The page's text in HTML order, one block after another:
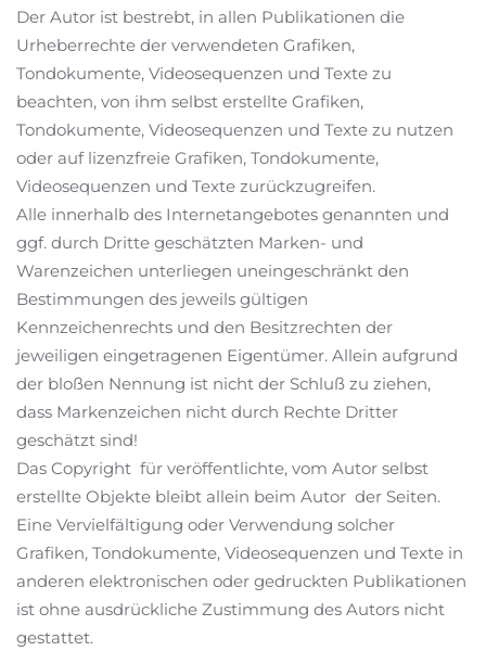
Der Autor ist bestrebt, in allen Publikationen die
Urheberrechte der verwendeten Grafiken,
Tondokumente, Videosequenzen und Texte zu
beachten, von ihm selbst erstellte Grafiken,
Tondokumente, Videosequenzen und Texte zu nutzen
oder auf lizenzfreie Grafiken, Tondokumente,
Videosequenzen und Texte zurückzugreifen.
Alle innerhalb des Internetangebotes genannten und
ggf. durch Dritte geschätzten Marken- und
Warenzeichen unterliegen uneingeschränkt den
Bestimmungen des jeweils gültigen
Kennzeichenrechts und den Besitzrechten der
jeweiligen eingetragenen Eigentümer. Allein aufgrund
der bloßen Nennung ist nicht der Schluß zu ziehen,
dass Markenzeichen nicht durch Rechte Dritter
geschätzt sind!
Das Copyright für veröffentlichte, vom Autor selbst
erstellte Objekte bleibt allein beim Autor der Seiten.
Eine Vervielfältigung oder Verwendung solcher
Grafiken, Tondokumente, Videosequenzen und Texte in
anderen elektronischen oder gedruckten Publikationen
ist ohne ausdrückliche Zustimmung des Autors nicht
gestattet.